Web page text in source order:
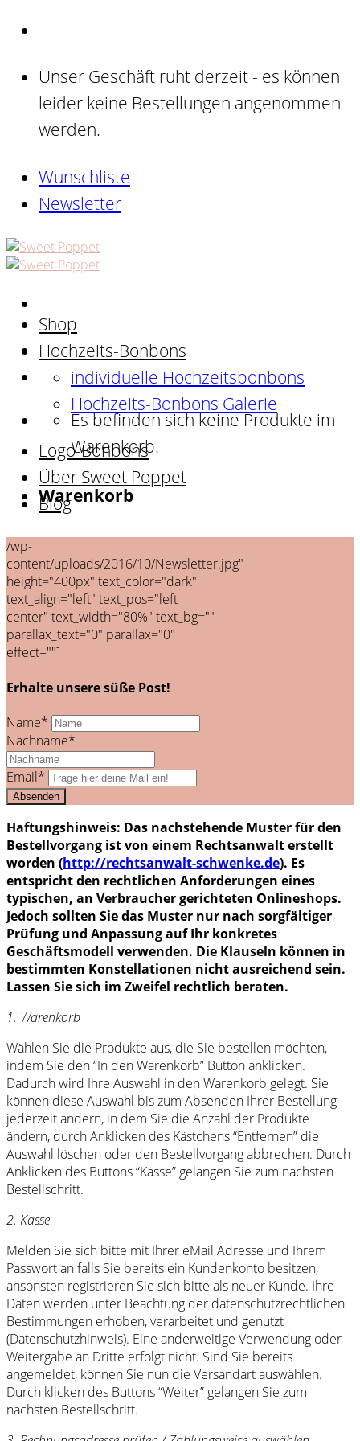
Skip
Unser Geschäft ruht derzeit - es können
leider keine Bestellungen angenommen
werden.
Wunschliste
Newsletter
Es befinden sich keine Produkte im
Warenkorb.
Warenkorb
Es befinden sich keine Produkte im
Warenkorb.
Shop
Hochzeits-Bonbons
individuelle Hochzeitsbonbons
Hochzeits-Bonbons Galerie
Logo-Bonbons
Über Sweet Poppet
Blog
/wp-
content/uploads/2016/10/Newsletter.jpg"
height="400px" text_color="dark"
text_align="left" text_pos="left
center" text_width="80%" text_bg=""
parallax_text="0" parallax="0"
effect=""]
Erhalte unsere süße Post!
Name*
Nachname*
Email*
Haftungshinweis: Das nachstehende Muster für den
Bestellvorgang ist von einem Rechtsanwalt erstellt
worden (http://rechtsanwalt-schwenke.de). Es
entspricht den rechtlichen Anforderungen eines
typischen, an Verbraucher gerichteten Onlineshops.
Jedoch sollten Sie das Muster nur nach sorgfältiger
Prüfung und Anpassung auf Ihr konkretes
Geschäftsmodell verwenden. Die Klauseln können in
bestimmten Konstellationen nicht ausreichend sein.
Lassen Sie sich im Zweifel rechtlich beraten.
1. Warenkorb
Wählen Sie die Produkte aus, die Sie bestellen möchten,
indem Sie den “In den Warenkorb” Button anklicken.
Dadurch wird Ihre Auswahl in den Warenkorb gelegt. Sie
können diese Auswahl bis zum Absenden Ihrer Bestellung
jederzeit ändern, in dem Sie die Anzahl der Produkte
ändern, durch Anklicken des Kästchens “Entfernen” die
Auswahl löschen oder den Bestellvorgang abbrechen. Durch
Anklicken des Buttons “Kasse” gelangen Sie zum nächsten
Bestellschritt.
2. Kasse
Melden Sie sich bitte mit Ihrer eMail Adresse und Ihrem
Passwort an falls Sie bereits ein Kundenkonto besitzen,
ansonsten registrieren Sie sich bitte als neuer Kunde. Ihre
Daten werden unter Beachtung der datenschutzrechtlichen
Bestimmungen erhoben, verarbeitet und genutzt
(Datenschutzhinweis). Eine anderweitige Verwendung oder
Weitergabe an Dritte erfolgt nicht. Sind Sie bereits
angemeldet, können Sie nun die Versandart auswählen.
Durch klicken des Buttons “Weiter” gelangen Sie zum
nächsten Bestellschritt.